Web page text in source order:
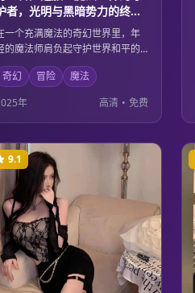
者，光明与黑暗势力的终极
决
一个充满魔法的奇幻世界里，年
的魔法师肩负起守护世界和平的
重任。面对日益强大的黑暗势力，
必须集结各族英雄，在光明与黑
暗的终极对决中拯救整个世界。壮
的魔法场面和深刻的善恶主题完
融合。
奇幻 冒险
魔法
年
高清 • 免费
9.1